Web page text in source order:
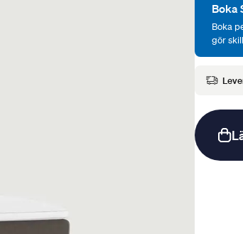
Boka
Boka
gör